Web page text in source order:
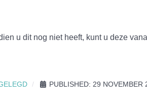
u dit nog niet heeft, kunt u deze
PUBLISHED: 29 NOVEMBER